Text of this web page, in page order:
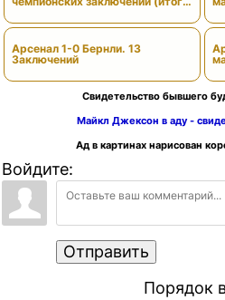
Арсенал 1-0 Бернли. 13
Заключений
Свидетельство бывшего
Майкл Джексон в аду -
Ад в картинах нарисован
Войдите:
Отправить
Порядок